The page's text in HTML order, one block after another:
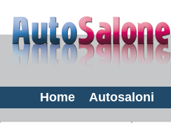
Home Autosaloni